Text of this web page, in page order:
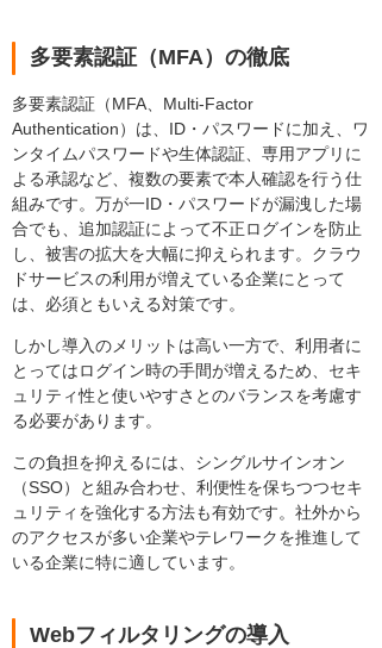
多要素認証（MFA）の徹底
多要素認証（MFA、Multi-Factor
Authentication）は、ID・パスワードに加え、ワ
ンタイムパスワードや生体認証、専用アプリに
よる承認など、複数の要素で本人確認を行う仕
組みです。万が一ID・パスワードが漏洩した場
合でも、追加認証によって不正ログインを防止
し、被害の拡大を大幅に抑えられます。クラウ
ドサービスの利用が増えている企業にとって
は、必須ともいえる対策です。
しかし導入のメリットは高い一方で、利用者に
とってはログイン時の手間が増えるため、セキ
ュリティ性と使いやすさとのバランスを考慮す
る必要があります。
この負担を抑えるには、シングルサインオン
（SSO）と組み合わせ、利便性を保ちつつセキ
ュリティを強化する方法も有効です。社外から
のアクセスが多い企業やテレワークを推進して
いる企業に特に適しています。
Webフィルタリングの導入